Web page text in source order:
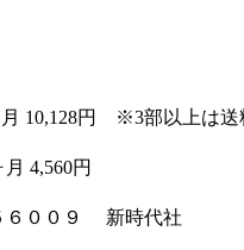
月 10,128円 ※3部以上は送
4,560円
６００９ 新時代社